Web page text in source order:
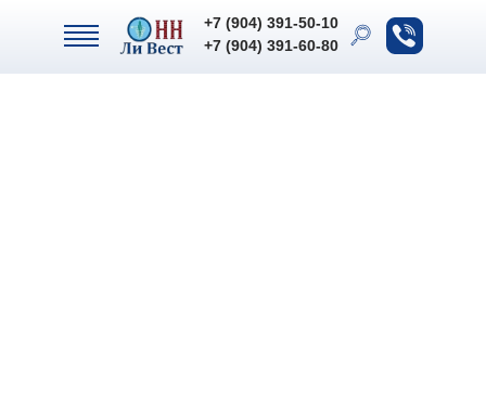
+7 (904) 391-60-80
+7 (904) 391-50-10
+7 (904) 391-60-80
+7 (904) 391-50-10